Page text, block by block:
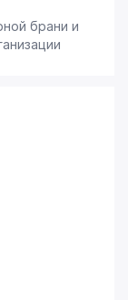
брани и